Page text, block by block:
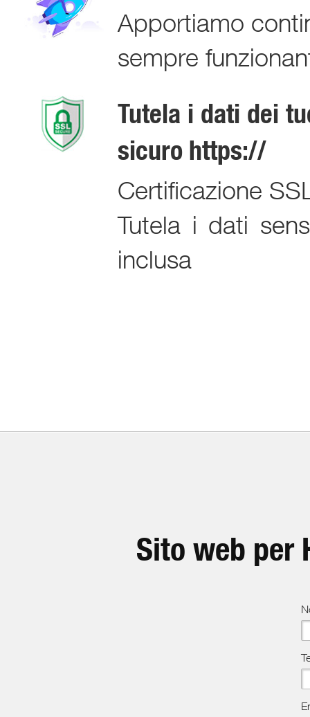
Apportiamo
sempre
Tutela i dati dei
sicuro https://
Certificazione
Tutela i dati
inclusa
Sito web per